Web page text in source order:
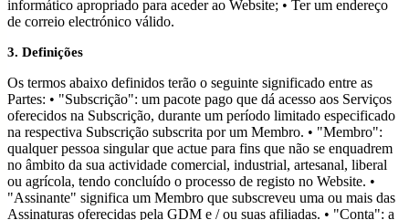
informático apropriado para aceder ao Website; • Ter um endereço
de correio electrónico válido.
3. Definições
Os termos abaixo definidos terão o seguinte significado entre as
Partes: • "Subscrição": um pacote pago que dá acesso aos Serviços
oferecidos na Subscrição, durante um período limitado especificado
na respectiva Subscrição subscrita por um Membro. • "Membro":
qualquer pessoa singular que actue para fins que não se enquadrem
no âmbito da sua actividade comercial, industrial, artesanal, liberal
ou agrícola, tendo concluído o processo de registo no Website. •
"Assinante" significa um Membro que subscreveu uma ou mais das
Assinaturas oferecidas pela GDM e / ou suas afiliadas. • "Conta": a